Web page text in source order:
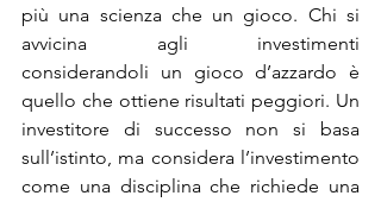
più una scienza che un gioco. Chi si
avvicina agli investimenti
considerandoli un gioco d’azzardo è
quello che ottiene risultati peggiori. Un
investitore di successo non si basa
sull’istinto, ma considera l’investimento
come una disciplina che richiede una